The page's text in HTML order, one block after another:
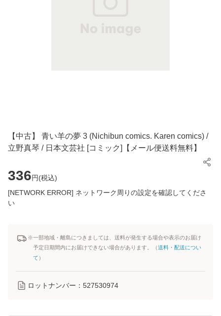
【中古】 青い羊の夢 3 (Nichibun comics. Karen comics) /
立野真琴 / 日本文芸社 [コミック]【メール便送料無料】
336円(税込)
[NETWORK ERROR] ネットワーク周りの設定を確認してくださ
い
※一部地域・離島につきましては、送料が発生する場合や表示のお届け
予定日期間内にお届けできない場合があります。（送料・配送につい
て ）
ロットナンバー： 527530974